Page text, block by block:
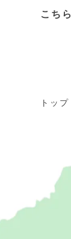
こちら
トップ